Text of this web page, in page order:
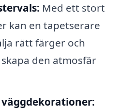
Med ett stort
kan en tapetserare
rätt färger och
den atmosfär